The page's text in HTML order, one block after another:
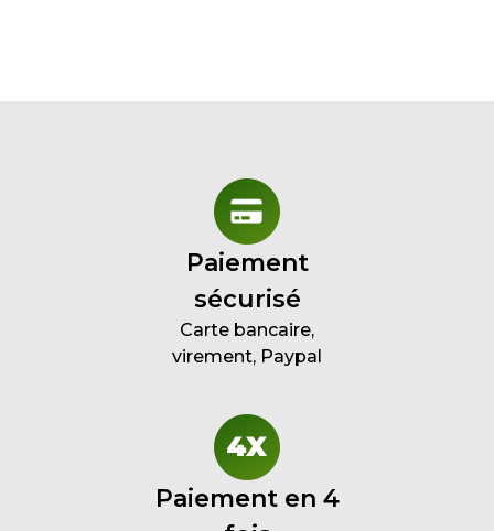
Paiement
sécurisé
Carte bancaire,
virement, Paypal
Paiement en 4